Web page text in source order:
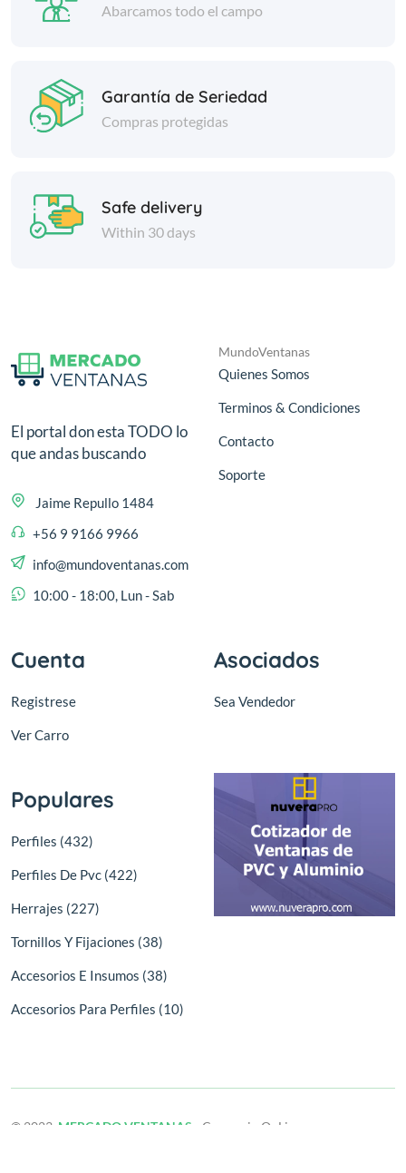
Abarcamos todo el campo
Garantía de Seriedad
Compras protegidas
Safe delivery
Within 30 days
El portal don esta TODO lo
que andas buscando
Jaime Repullo 1484
+56 9 9166 9966
info@mundoventanas.com
10:00 - 18:00, Lun - Sab
MundoVentanas
Quienes Somos
Terminos & Condiciones
Contacto
Soporte
Cuenta
Registrese
Ver Carro
Asociados
Sea Vendedor
Populares
Perfiles (432)
Perfiles De Pvc (422)
Herrajes (227)
Tornillos Y Fijaciones (38)
Accesorios E Insumos (38)
Accesorios Para Perfiles (10)
© 2023, MERCADO VENTANAS - Comercio OnLine